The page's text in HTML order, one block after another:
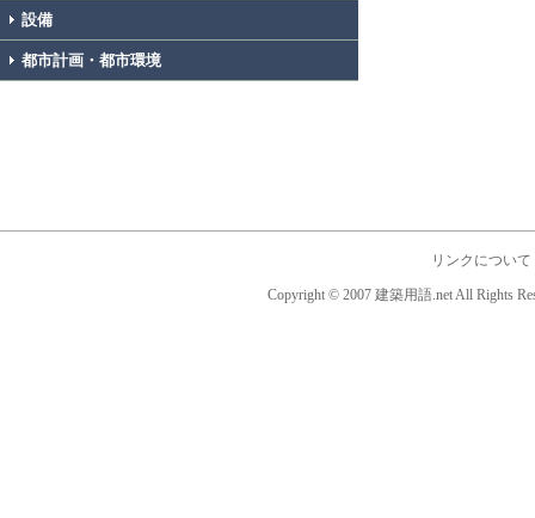
設備
都市計画・都市環境
リンクについて
Copyright © 2007 建築用語.net All Rights